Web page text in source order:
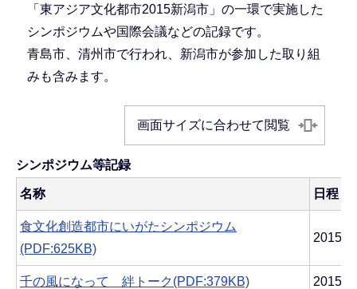
「東アジア文化都市2015新潟市」の一環で実施した
シンポジウムや国際会議などの記録です。
青島市、清州市で行われ、新潟市が参加した取り組
みも含みます。
画面サイズに合わせて閲覧
シンポジウム等記録
名称 日程
食文化創造都市にいがたシンポジウム
(PDF:625KB)
2015
千の風になって 絆トーク(PDF:379KB) 2015